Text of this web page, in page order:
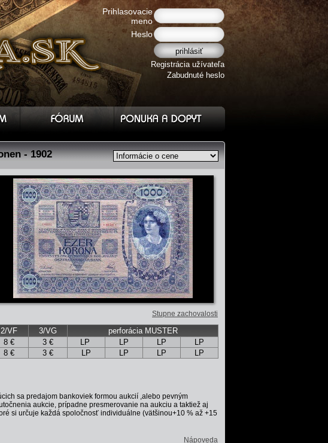
Prihlasovacie
meno
Heslo
Registrácia užívateľa
Zabudnuté heslo
- 1902
Stupne zachovalosti
2/VF 3/VG
perforácia MUSTER
8 € 3 € LP LP LP
LP
8 € 3 € LP LP LP LP
sa predajom bankoviek formou aukcií ,alebo pevným
aukcie, prípadne presmerovanie na aukciu a taktiež aj
si určuje každá spoločnosť individuálne (vätšinou+10 % až +15
Nápoveda